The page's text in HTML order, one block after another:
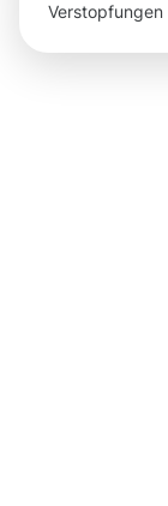
Verstopfungen